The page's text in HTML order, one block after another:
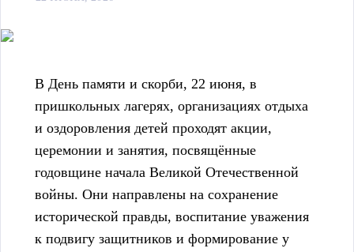
В День памяти и скорби, 22 июня, в
пришкольных лагерях, организациях отдыха
и оздоровления детей проходят акции,
церемонии и занятия, посвящённые
годовщине начала Великой Отечественной
войны. Они направлены на сохранение
исторической правды, воспитание уважения
к подвигу защитников и формирование у